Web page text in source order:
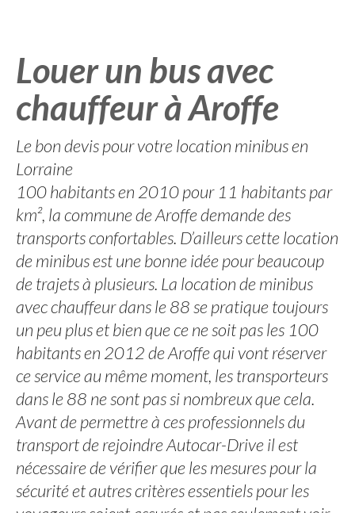
Louer un bus avec
chauffeur à Aroffe
Le bon devis pour votre location minibus en
Lorraine
100 habitants en 2010 pour 11 habitants par
km², la commune de Aroffe demande des
transports confortables. D’ailleurs cette location
de minibus est une bonne idée pour beaucoup
de trajets à plusieurs. La location de minibus
avec chauffeur dans le 88 se pratique toujours
un peu plus et bien que ce ne soit pas les 100
habitants en 2012 de Aroffe qui vont réserver
ce service au même moment, les transporteurs
dans le 88 ne sont pas si nombreux que cela.
Avant de permettre à ces professionnels du
transport de rejoindre Autocar-Drive il est
nécessaire de vérifier que les mesures pour la
sécurité et autres critères essentiels pour les